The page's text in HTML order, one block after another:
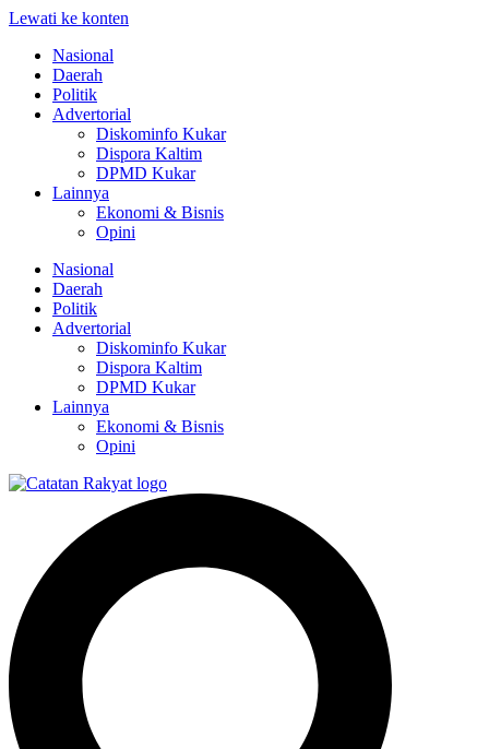
Lewati ke konten
Nasional
Daerah
Politik
Advertorial
Diskominfo Kukar
Dispora Kaltim
DPMD Kukar
Lainnya
Ekonomi & Bisnis
Opini
Nasional
Daerah
Politik
Advertorial
Diskominfo Kukar
Dispora Kaltim
DPMD Kukar
Lainnya
Ekonomi & Bisnis
Opini